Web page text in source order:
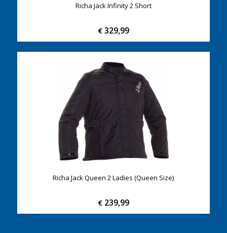
Richa Jack Infinity 2 Short
€329,99
Richa Jack Queen 2 Ladies (Queen Size)
€239,99